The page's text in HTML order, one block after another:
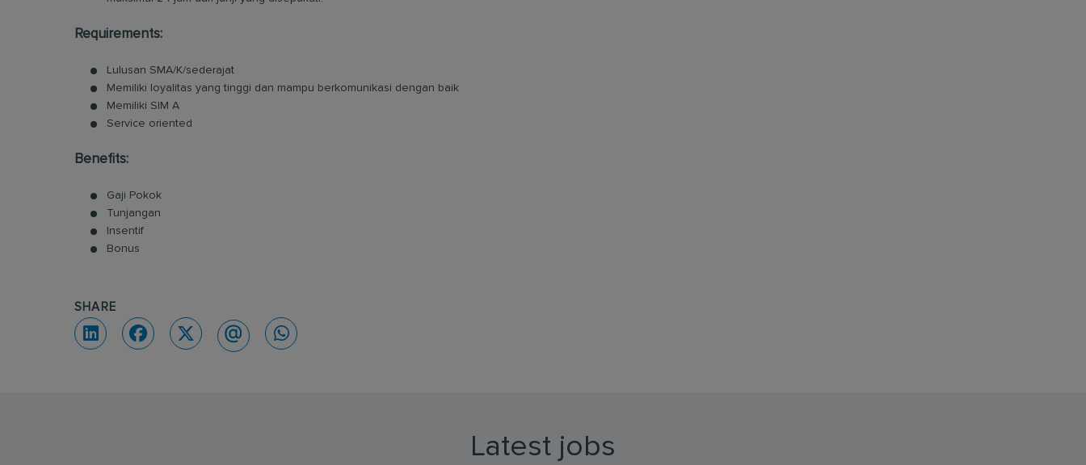
Requirements:
Lulusan SMA/K/sederajat
Memiliki loyalitas yang tinggi dan mampu berkomunikasi dengan baik
Memiliki SIM A
Service oriented
Benefits:
Gaji Pokok
Tunjangan
Insentif
Bonus
SHARE
Latest jobs